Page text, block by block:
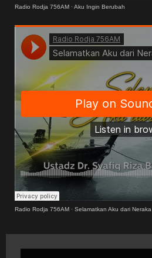
Radio Rodja 756AM ·Aku Ingin Berubah
Radio Rodja 756AM · Selamatkan Aku dari Neraka